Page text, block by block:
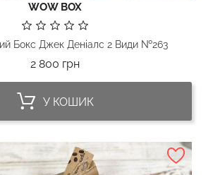
WOW BOX
Бокс Джек Деніалс 2 Види №263
2 800 грнЦіна
У КОШИК